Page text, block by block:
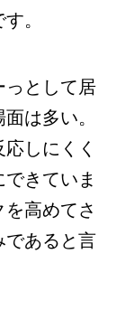
。
として居
は多い。
しにくく
きていま
高めてさ
であると言